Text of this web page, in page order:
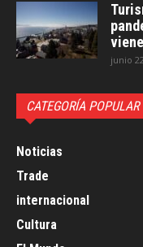
viene
junio
CATEGORÍA POPULAR
Noticias
Trade
internacional
Cultura